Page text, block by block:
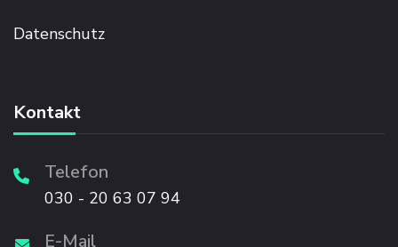
Datenschutz
Kontakt
Telefon
030 - 20 63 07 94
E-Mail